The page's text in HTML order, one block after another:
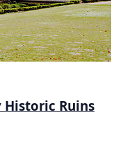
Ruins